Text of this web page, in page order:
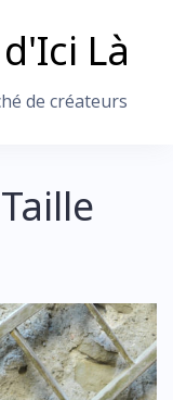
Là
de créateurs